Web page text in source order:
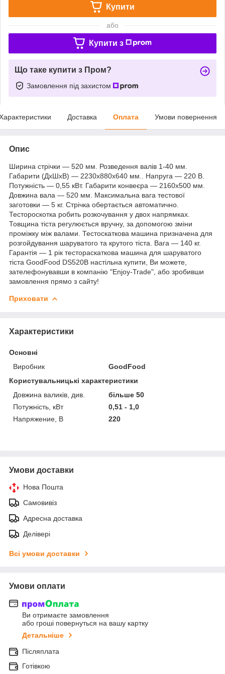
Купити
або
Купити з
Що таке купити з Пром?
Замовлення під захистом
Доставка Оплата Умови повернення
Опис
Ширина стрічки — 520 мм. Розведення валів 1-40 мм.
Габарити (ДхШхВ) — 2230x880x640 мм.. Напруга — 220 В.
Потужність — 0,55 кВт. Габарити конвеєра — 2160х500 мм.
Довжина вала — 520 мм. Максимальна вага тестової
заготовки — 5 кг. Стрічка обертається автоматично.
Тестороскотка робить розкочування у двох напрямках.
Товщина тіста регулюється вручну, за допомогою зміни
проміжку між валами. Тестоскаткова машина призначена для
розгойдування шаруватого та крутого тіста. Вага — 140 кг.
Гарантія — 1 рік тестораскаткова машина для шаруватого
тіста GoodFood DS520B настільна купити, Ви можете,
зателефонувавши в компанію "Enjoy-Trade", або зробивши
замовлення прямо з сайту!
Приховати
Характеристики
Основні
Виробник
GoodFood
Користувальницькі характеристики
Довжина валиків, див.
більше 50
Потужність, кВт
0,51 - 1,0
Напряжение, В
220
Умови доставки
Нова Пошта
Самовивіз
Адресна доставка
Делівері
Всі умови доставки
Умови оплати
Ви отримаєте замовлення
або гроші повернуться на вашу картку
Детальніше
Післяплата
Готівкою